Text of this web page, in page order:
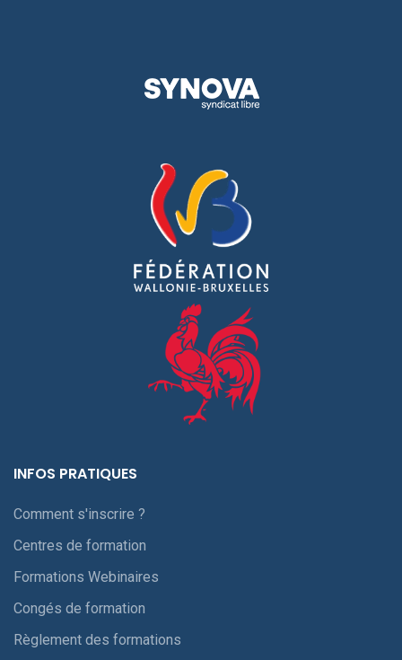
INFOS PRATIQUES
Comment s'inscrire ?
Centres de formation
Formations Webinaires
Congés de formation
Règlement des formations